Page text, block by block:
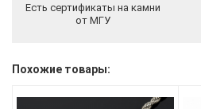
Есть сертификаты на камни
от МГУ
Похожие товары: